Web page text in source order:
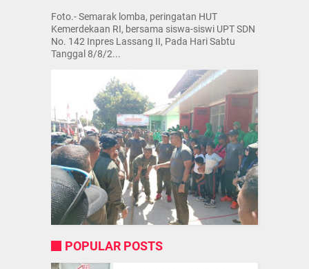
Foto.- Semarak lomba, peringatan HUT
Kemerdekaan RI, bersama siswa-siswi UPT SDN
No. 142 Inpres Lassang II, Pada Hari Sabtu
Tanggal 8/8/2...
POPULAR POSTS